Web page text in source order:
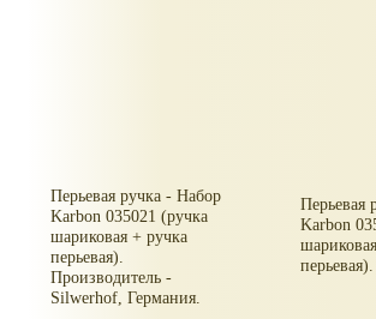
Перьевая ручка - Набор
Karbon 035021 (ручка
шариковая + ручка
перьевая).
Производитель -
Silwerhof, Германия.
Перьевая
Karbon